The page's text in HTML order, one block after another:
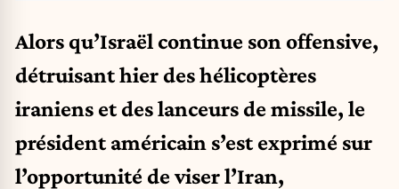
Alors qu’Israël continue son offensive,
détruisant hier des hélicoptères
iraniens et des lanceurs de missile, le
président américain s’est exprimé sur
l’opportunité de viser l’Iran,